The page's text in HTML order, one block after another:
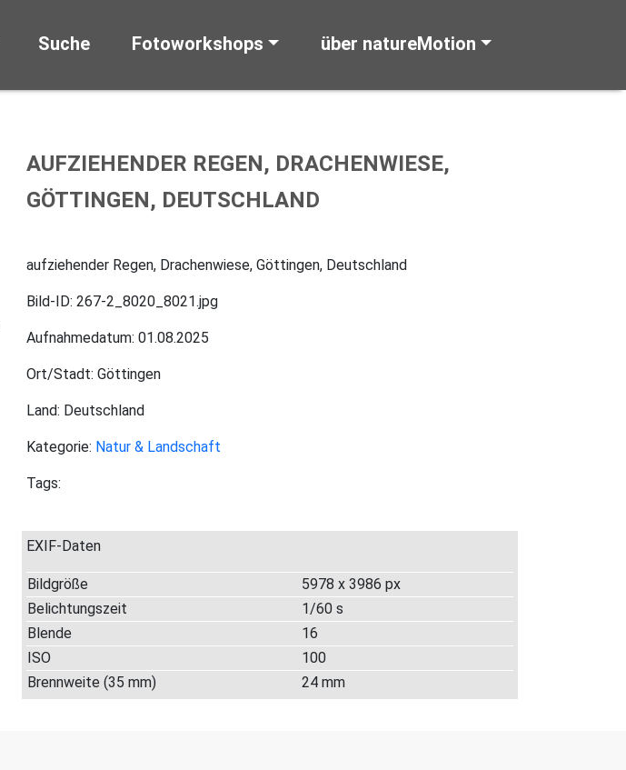
Suche Fotoworkshops über natureMotion
AUFZIEHENDER REGEN, DRACHENWIESE,
GÖTTINGEN, DEUTSCHLAND
aufziehender Regen, Drachenwiese, Göttingen, Deutschland
Bild-ID: 267-2_8020_8021.jpg
Aufnahmedatum: 01.08.2025
Ort/Stadt: Göttingen
Land: Deutschland
Kategorie: Natur & Landschaft
Tags:
EXIF-Daten
Bildgröße
5978 x 3986 px
Belichtungszeit
1/60 s
Blende
16
ISO
100
Brennweite (35 mm)
24 mm